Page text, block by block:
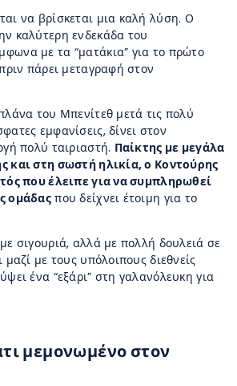
να βρίσκεται μια καλή λύση. Ο
καλύτερη ενδεκάδα του
με τα “ματάκια” για το πρώτο
πάρει μεταγραφή στον
του Μπενίτεθ μετά τις πολύ
εμφανίσεις, δίνει στον
πολύ ταιριαστή. Παίκτης με μεγάλα
και στη σωστή ηλικία, ο Κοντούρης
που έλειπε για να συμπληρωθεί
ομάδαςπου δείχνει έτοιμη για το
σιγουριά, αλλά με πολλή δουλειά σε
μαζί με τους υπόλοιπους διεθνείς
ένα “εξάρι” στη γαλανόλευκη για
μεμονωμένο στον